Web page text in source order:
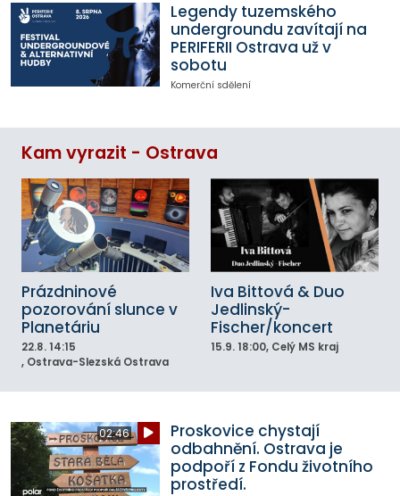
Legendy tuzemského
undergroundu zavítají na
PERIFERII Ostrava už v
sobotu
Komerční sdělení
Kam vyrazit - Ostrava
Prázdninové
pozorování slunce v
Planetáriu
22.8. 14:15
, Ostrava-Slezská Ostrava
Iva Bittová & Duo
Jedlinský-
Fischer/koncert
15.9. 18:00, Celý MS kraj
02:46
Proskovice chystají
odbahnění. Ostrava je
podpoří z Fondu životního
prostředí.